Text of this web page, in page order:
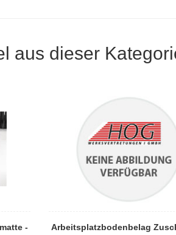
aus dieser
-
Arbeitsplatzbodenbelag